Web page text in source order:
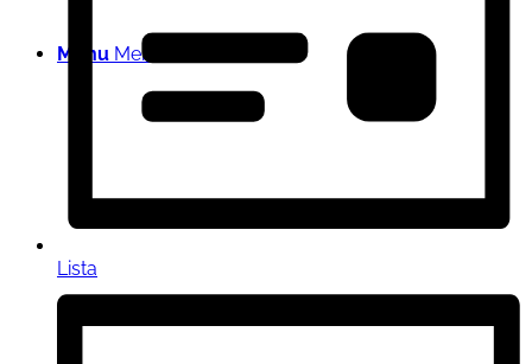
Menu Menu
Lista